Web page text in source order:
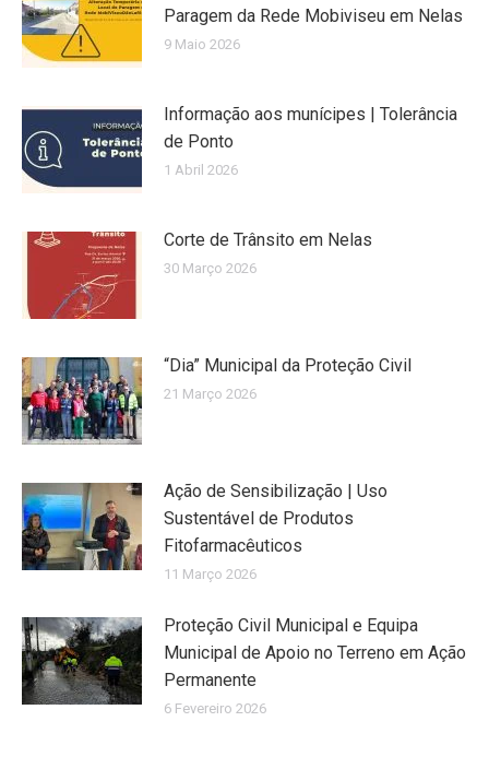
Paragem da Rede Mobiviseu em Nelas
9 Maio 2026
Informação aos munícipes | Tolerância
de Ponto
1 Abril 2026
Corte de Trânsito em Nelas
30 Março 2026
“Dia” Municipal da Proteção Civil
21 Março 2026
Ação de Sensibilização | Uso
Sustentável de Produtos
Fitofarmacêuticos
11 Março 2026
Proteção Civil Municipal e Equipa
Municipal de Apoio no Terreno em Ação
Permanente
6 Fevereiro 2026